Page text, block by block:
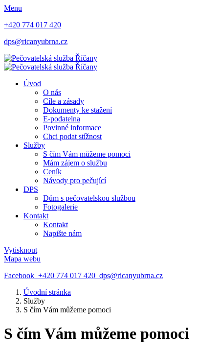
Menu
+420 774 017 420
dps@ricanyubrna.cz
Úvod
O nás
Cíle a zásady
Dokumenty ke stažení
E-podatelna
Povinné informace
Chci podat stížnost
Služby
S čím Vám můžeme pomoci
Mám zájem o službu
Ceník
Návody pro pečující
DPS
Dům s pečovatelskou službou
Fotogalerie
Kontakt
Kontakt
Napište nám
Vytisknout
Mapa webu
Facebook +420 774 017 420 dps@ricanyubrna.cz
Úvodní stránka
Služby
S čím Vám můžeme pomoci
S čím Vám můžeme pomoci